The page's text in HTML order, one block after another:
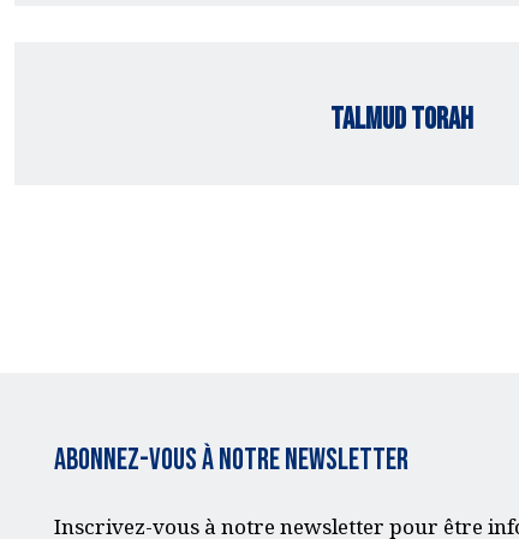
Talmud Torah
Abonnez-vous à notre Newsletter
Inscrivez-vous à notre newsletter pour être